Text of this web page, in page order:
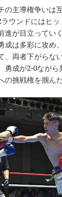
の主導権争いは
ウンドにはヒ
進が目立ってい
成は多彩に攻め
、両者下がらな
勇成が2-0ながら
挑戦権を掴んだ